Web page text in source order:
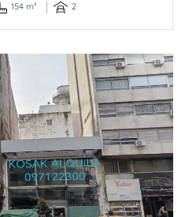
154 m² 2